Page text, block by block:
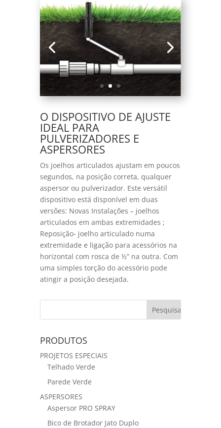
O DISPOSITIVO DE AJUSTE
IDEAL PARA
PULVERIZADORES E
ASPERSORES
Os joelhos articulados ajustam em poucos
segundos, na posição correta, qualquer
aspersor ou pulverizador. Este versátil
dispositivo está disponível em duas
versões: Novas Instalações – joelhos
articulados em ambas extremidades ;
Reposição- joelho articulado numa
extremidade e ligação para acessórios na
horizontal com rosca de ½” na outra. Com
uma simples torção do acessório pode
atingir a posição desejada.
PRODUTOS
PROJETOS ESPECIAIS
Telhado Verde
Parede Verde
ASPERSORES
Aspersor PRO SPRAY
Bico de Brotador Jato Duplo